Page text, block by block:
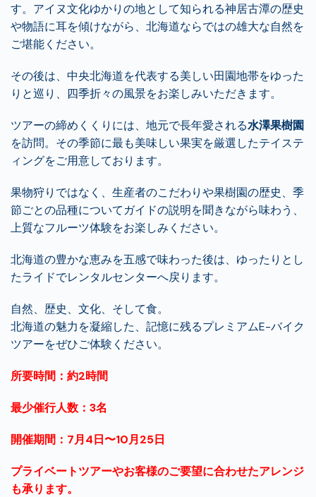
す。 アイヌ文化ゆかりの地として知られる神居古潭の歴史
や物語に耳を傾けながら、北海道ならではの雄大な自然を
ご堪能ください。
その後は、 中央北海道を代表する美しい田園地帯をゆった
りと巡り、 四季折々の風景をお楽しみいただきます。
ツアーの締めくくりには、地元で長年愛される水澤果樹園
を訪問。 その季節に最も美味しい果実を厳選したテイステ
ィングをご用意しております。
果物狩りではなく、生産者のこだわりや果樹園の歴史、 季
節ごとの品種についてガイドの説明を聞きながら味わう、
上質なフルーツ体験をお楽しみください。
北海道の豊かな恵みを五感で味わった後は、 ゆったりとし
たライドでレンタルセンターへ戻ります。
自然、歴史、文化、そして食。
北海道の魅力を凝縮した、記憶に残るプレミアムE-バイク
ツアーをぜひご体験ください。
所要時間：約2時間
最少催行人数：3名
開催期間：7月4日〜10月25日
プライベートツアーやお客様のご要望に合わせたアレンジ
も承ります。